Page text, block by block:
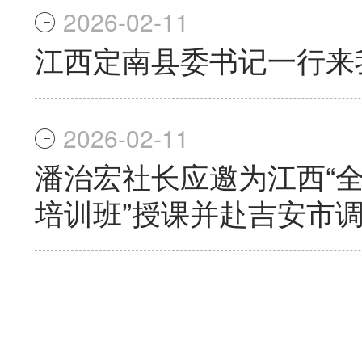
2026-02-11
江西定南县委书记一行
2026-02-11
潘治宏社长应邀为江西“
培训班”授课并赴吉安市